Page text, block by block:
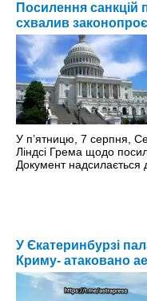
Посилення
схвалив
У п’ятницю, 7 серпня,
Ліндсі Грема щодо
Документ надсилається
У Єкатеринбурзі
Криму- атаковано